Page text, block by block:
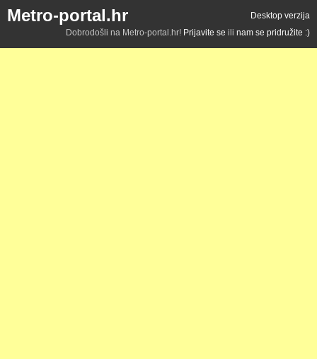
Metro-portal.hr
Desktop verzija
Dobrodošli na Metro-portal.hr! Prijavite se ili nam se pridružite :)